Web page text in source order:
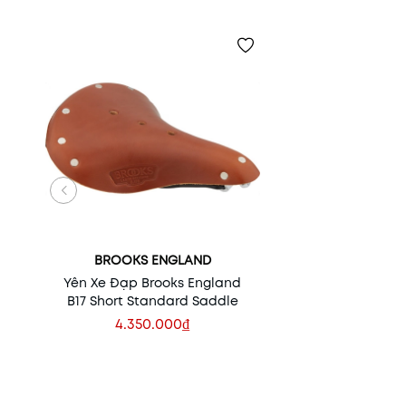
BROOKS ENGLAND
Yên Xe Đạp Brooks England
B17 Short Standard Saddle
4.350.000₫